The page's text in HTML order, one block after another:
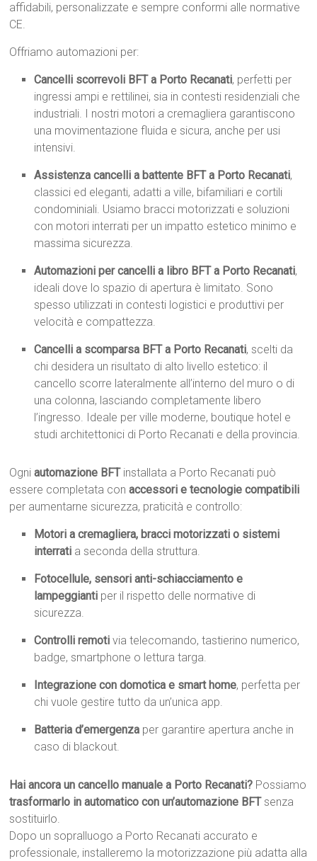
affidabili, personalizzate e sempre conformi alle normative
CE.
Offriamo automazioni per:
Cancelli scorrevoli BFT a Porto Recanati, perfetti per
ingressi ampi e rettilinei, sia in contesti residenziali che
industriali. I nostri motori a cremagliera garantiscono
una movimentazione fluida e sicura, anche per usi
intensivi.
Assistenza cancelli a battente BFT a Porto Recanati,
classici ed eleganti, adatti a ville, bifamiliari e cortili
condominiali. Usiamo bracci motorizzati e soluzioni
con motori interrati per un impatto estetico minimo e
massima sicurezza.
Automazioni per cancelli a libro BFT a Porto Recanati,
ideali dove lo spazio di apertura è limitato. Sono
spesso utilizzati in contesti logistici e produttivi per
velocità e compattezza.
Cancelli a scomparsa BFT a Porto Recanati, scelti da
chi desidera un risultato di alto livello estetico: il
cancello scorre lateralmente all’interno del muro o di
una colonna, lasciando completamente libero
l’ingresso. Ideale per ville moderne, boutique hotel e
studi architettonici di Porto Recanati e della provincia.
Ogniautomazione BFTinstallata a Porto Recanati può
essere completata conaccessori e tecnologie compatibili
per aumentarne sicurezza, praticità e controllo:
Motori a cremagliera, bracci motorizzati o sistemi
interrati a seconda della struttura.
Fotocellule, sensori anti-schiacciamento e
lampeggianti per il rispetto delle normative di
sicurezza.
Controlli remoti via telecomando, tastierino numerico,
badge, smartphone o lettura targa.
Integrazione con domotica e smart home, perfetta per
chi vuole gestire tutto da un’unica app.
Batteria d’emergenza per garantire apertura anche in
caso di blackout.
Hai ancora un cancello manuale a Porto Recanati? Possiamo
trasformarlo in automatico con un’automazione BFTsenza
sostituirlo.
Dopo un sopralluogo a Porto Recanati accurato e
professionale, installeremo la motorizzazione più adatta alla